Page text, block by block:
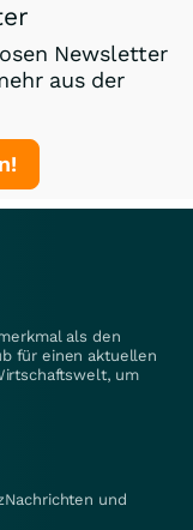
Newsletter
aus der
als den
für einen aktuellen
um
und